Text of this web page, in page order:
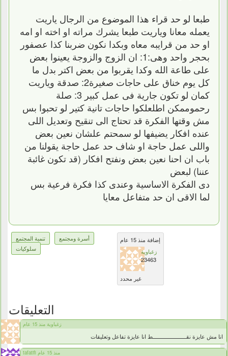
طبعا لو حد قراء هذا الموضوع من الرجال ياريت
يعمله معانا وياريت طبعا يشرك مراته او اخته او امه
او حد من قرايبه معاه وبكدا نكون ضربنا كذا عصفور
بحجر واحد وهى:1: ان الزوج والزوجة يعينوا بعض
على طاعة الله وكدا يقربوا من بعض اكتر بدل ما
كل يوم خناق على حاجات صغيرة2: صدقة وياريت
كمان لو تكون جارية فى عمل كبير 3: صلة
رحموممكن اطلعلكوا حاجات تانية كتير لو تحبوا بس
مش وقتها الفكرة قد تحتاج الى تنقيح وتعديل اللى
عنده افكار يضيفها لو سمحتم علشان نعين بعض
واللى عمل حاجة او شاف حد عمل حاجة يقولنا من
باب ان احنا نعين بعض ونفتح افكار (قد تكون غائبة
عننا) لبعض
دى الفكرة الاساسية وعندى كذا فكرة فرعية بس
لما الاقى ان حد متفاعل معايا
أسرة ومجتمع
تنمية المجتمع
سلوكيات
إضافة منذ 15 عام
زغباوية
23463
غير محدد
التعليقات
زغباوية منذ 15 عام
انا مش عايزة نقــــــــــــــــــــــط انا عايزة تفاعل وتعليقات
tafatifi منذ 15 عام